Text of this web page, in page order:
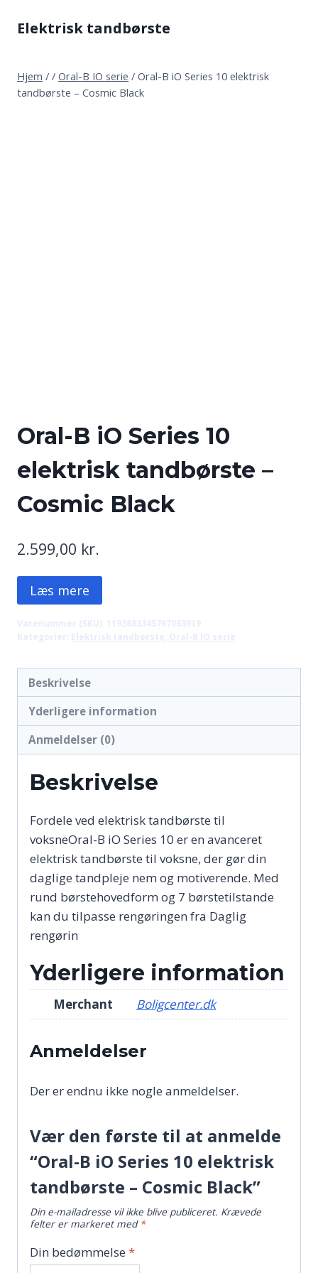
Elektrisk tandbørste
Hjem / / Oral-B IO serie / Oral-B iO Series 10 elektrisk
tandbørste – Cosmic Black
Oral-B iO Series 10
elektrisk tandbørste –
Cosmic Black
2.599,00 kr.
Læs mere
Varenummer (SKU): 1193683345767063919
Kategorier: Elektrisk tandbørste Oral-B IO serie
Beskrivelse
Yderligere information
Anmeldelser (0)
Beskrivelse
Fordele ved elektrisk tandbørste til
voksneOral-B iO Series 10 er en avanceret
elektrisk tandbørste til voksne, der gør din
daglige tandpleje nem og motiverende. Med
rund børstehovedform og 7 børstetilstande
kan du tilpasse rengøringen fra Daglig
rengørin
Yderligere information
Merchant Boligcenter.dk
Anmeldelser
Der er endnu ikke nogle anmeldelser.
Vær den første til at anmelde
“Oral-B iO Series 10 elektrisk
tandbørste – Cosmic Black”
Din e-mailadresse vil ikke blive publiceret. Krævede
felter er markeret med *
Din bedømmelse *